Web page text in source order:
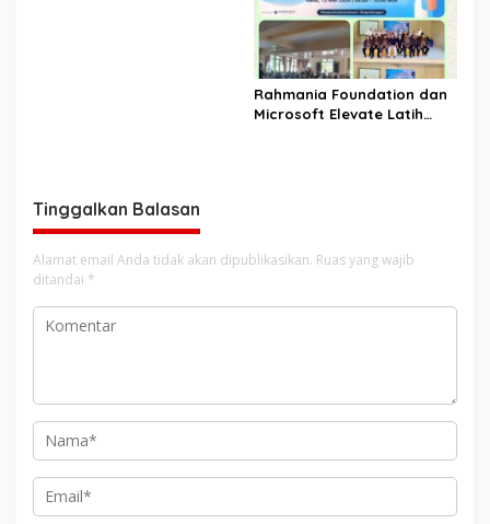
Rahmania Foundation dan
Microsoft Elevate Latih
Tinggalkan Balasan
Alamat email Anda tidak akan dipublikasikan. Ruas yang wajib
ditandai *